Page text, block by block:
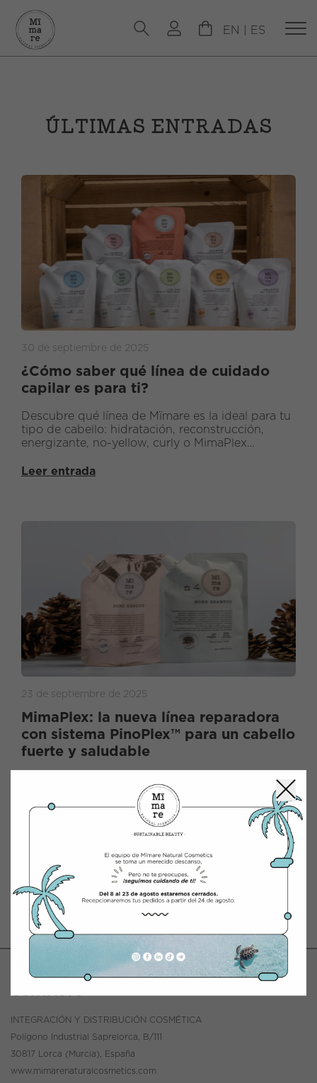
EN ES
ÚLTIMAS ENTRADAS
30 de septiembre de 2025
¿Cómo saber qué línea de cuidado
capilar es para ti?
Descubre qué línea de Mïmare es la ideal para tu
tipo de cabello: hidratación, reconstrucción,
energizante, no-yellow, curly o MimaPlex
Leer entrada
23 de septiembre de 2025
MimaPlex: la nueva línea reparadora
con sistema PinoPlex™ para un cabello
fuerte y saludable
MimaPlex, la nueva línea capilar de Mïmare con
sistema PinoPlex™ y ácido hialurónico, repara e
hidrata el cabello dañado con fórmulas veganas
CONTACTO
INTEGRACIÓN Y DISTRIBUCIÓN COSMÉTICA
Polígono Industrial Saprelorca, B/111
30817 Lorca (Murcia), España
www.mimarenaturalcosmetics.com